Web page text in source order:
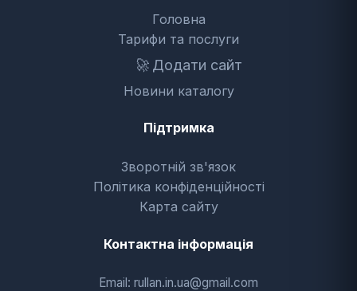
Головна
Тарифи та послуги
🚀Додати сайт
Новини каталогу
Підтримка
Зворотній зв'язок
Політика конфіденційності
Карта сайту
Контактна інформація
Email: rullan.in.ua@gmail.com